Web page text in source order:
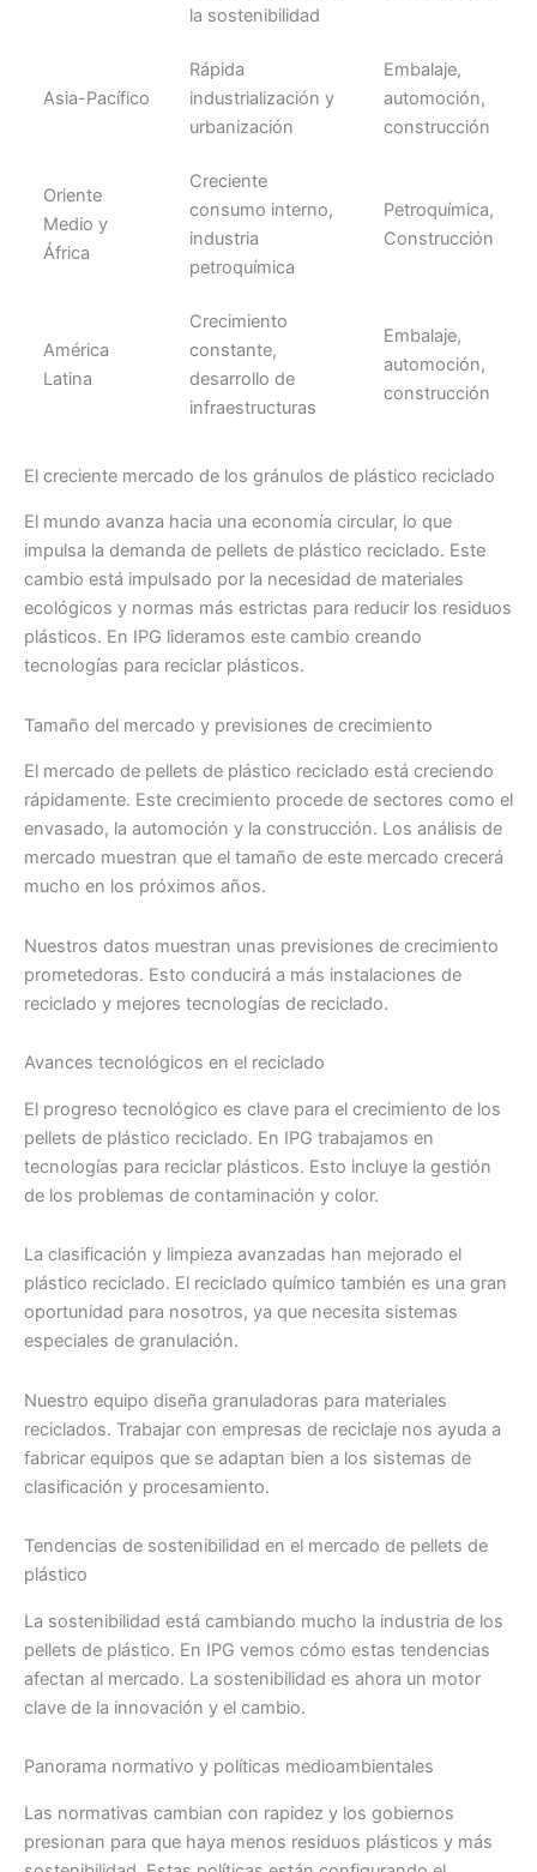
la sostenibilidad
Asia-Pacífico
Rápida
industrialización y
urbanización
Embalaje,
automoción,
construcción
Oriente
Medio y
África
Creciente
consumo interno,
industria
petroquímica
Petroquímica,
Construcción
América
Latina
Crecimiento
constante,
desarrollo de
infraestructuras
Embalaje,
automoción,
construcción
El creciente mercado de los gránulos de plástico reciclado
El mundo avanza hacia una economía circular, lo que
impulsa la demanda de pellets de plástico reciclado. Este
cambio está impulsado por la necesidad de materiales
ecológicos y normas más estrictas para reducir los residuos
plásticos. En IPG lideramos este cambio creando
tecnologías para reciclar plásticos.
Tamaño del mercado y previsiones de crecimiento
El mercado de pellets de plástico reciclado está creciendo
rápidamente. Este crecimiento procede de sectores como el
envasado, la automoción y la construcción. Los análisis de
mercado muestran que el tamaño de este mercado crecerá
mucho en los próximos años.
Nuestros datos muestran unas previsiones de crecimiento
prometedoras. Esto conducirá a más instalaciones de
reciclado y mejores tecnologías de reciclado.
Avances tecnológicos en el reciclado
El progreso tecnológico es clave para el crecimiento de los
pellets de plástico reciclado. En IPG trabajamos en
tecnologías para reciclar plásticos. Esto incluye la gestión
de los problemas de contaminación y color.
La clasificación y limpieza avanzadas han mejorado el
plástico reciclado. El reciclado químico también es una gran
oportunidad para nosotros, ya que necesita sistemas
especiales de granulación.
Nuestro equipo diseña granuladoras para materiales
reciclados. Trabajar con empresas de reciclaje nos ayuda a
fabricar equipos que se adaptan bien a los sistemas de
clasificación y procesamiento.
Tendencias de sostenibilidad en el mercado de pellets de
plástico
La sostenibilidad está cambiando mucho la industria de los
pellets de plástico. En IPG vemos cómo estas tendencias
afectan al mercado. La sostenibilidad es ahora un motor
clave de la innovación y el cambio.
Panorama normativo y políticas medioambientales
Las normativas cambian con rapidez y los gobiernos
presionan para que haya menos residuos plásticos y más